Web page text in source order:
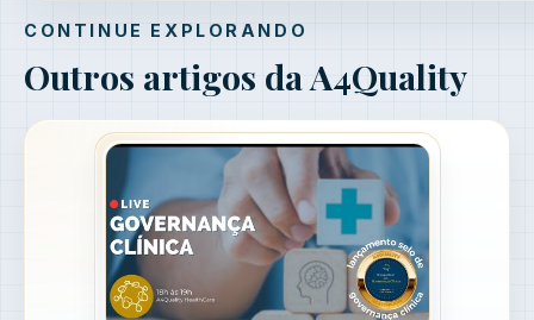
CONTINUE EXPLORANDO
Outros artigos da A4Quality